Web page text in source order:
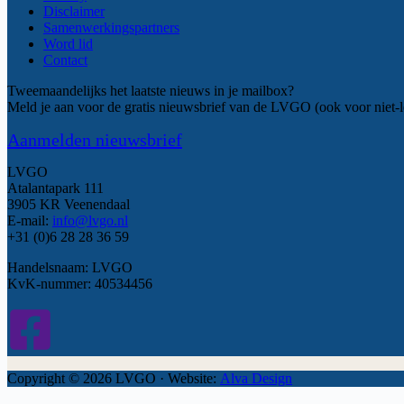
Disclaimer
Samenwerkingspartners
Word lid
Contact
Tweemaandelijks het laatste nieuws in je mailbox?
Meld je aan voor de gratis nieuwsbrief van de LVGO (ook voor niet-
Aanmelden nieuwsbrief
LVGO
Atalantapark 111
3905 KR Veenendaal
E-mail: info@lvgo.nl
+31 (0)6 28 28 36 59
Handelsnaam: LVGO
KvK-nummer: 40534456
Copyright © 2026 LVGO · Website: Alva Design